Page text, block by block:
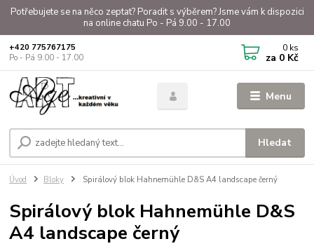
Potřebujete se na něco zeptat? Poradit s výběrem? Jsme vám k dispozici
na online chatu Po - Pá 9.00 - 17.00
Menu
Hledat
+420 775767175
Po - Pá 9.00 - 17.00
0 ks
za 0 Kč
Úvod Bloky Spirálový blok Hahnemühle D&S A4 landscape černý
Spirálový blok Hahnemühle D&S
A4 landscape černý